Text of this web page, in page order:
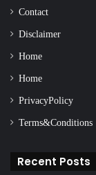
Contact
Disclaimer
Home
Home
Privacy Policy
Terms & Conditions
Recent Posts